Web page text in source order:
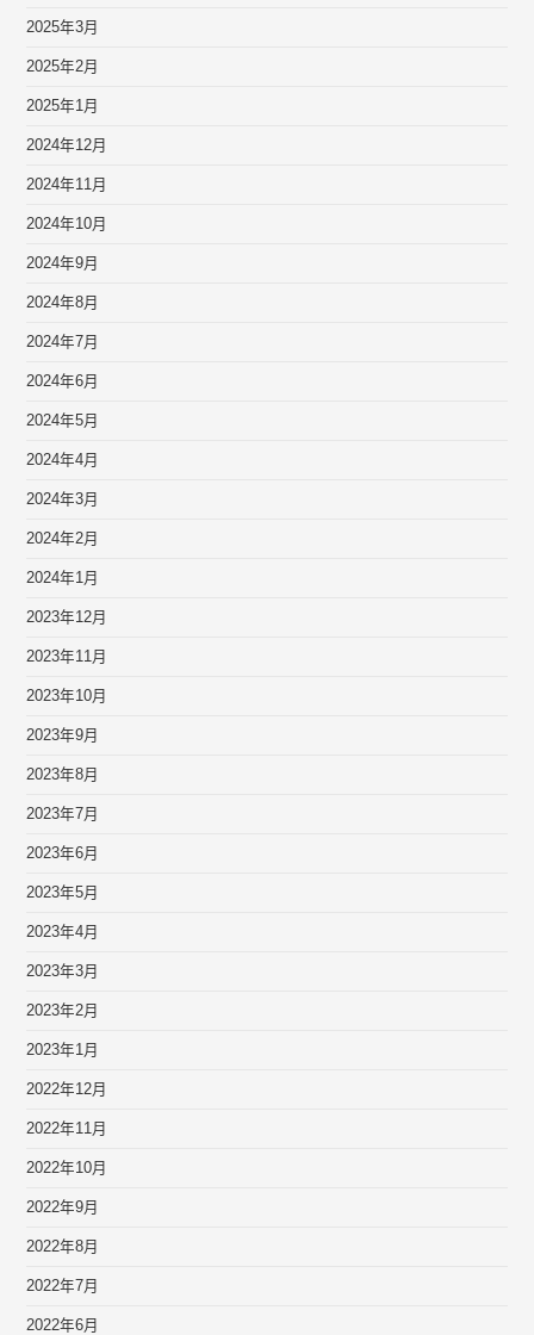
2025年3月
2025年2月
2025年1月
2024年12月
2024年11月
2024年10月
2024年9月
2024年8月
2024年7月
2024年6月
2024年5月
2024年4月
2024年3月
2024年2月
2024年1月
2023年12月
2023年11月
2023年10月
2023年9月
2023年8月
2023年7月
2023年6月
2023年5月
2023年4月
2023年3月
2023年2月
2023年1月
2022年12月
2022年11月
2022年10月
2022年9月
2022年8月
2022年7月
2022年6月